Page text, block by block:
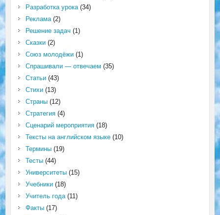
Разработка урока(34)
Реклама(2)
Решение задач (1)
Сказки(2)
Союз молодёжи(1)
Спрашивали — отвечаем (35)
Статьи(43)
Стихи(13)
Страны(12)
Стратегия(4)
Сценарий мероприятия(18)
Тексты на английском языке(10)
Термины(19)
Тесты(44)
Университеты(15)
Учебники(18)
Учитель года(11)
Факты(17)